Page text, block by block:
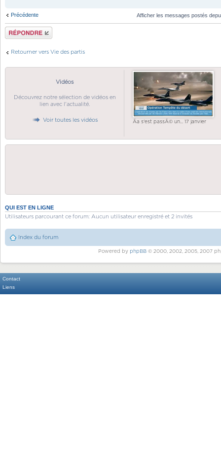
Précédente Afficher les messages postés
Répondre
Retourner vers Vie des partis
Vidéos
Découvrez notre sélection de vidéos en
lien avec l'actualité.
Voir toutes les vidéos Ãa s'est passÃ© un... 17 janvier
QUI EST EN LIGNE
Utilisateurs parcourant ce forum: Aucun utilisateur enregistré et 2 invités
Index du forum
Powered by phpBB© 2000, 2002, 2005, 2007
Contact
Liens